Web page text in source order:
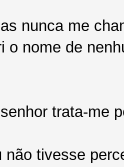
nunca me
o nome de
trata-me
não tivesse